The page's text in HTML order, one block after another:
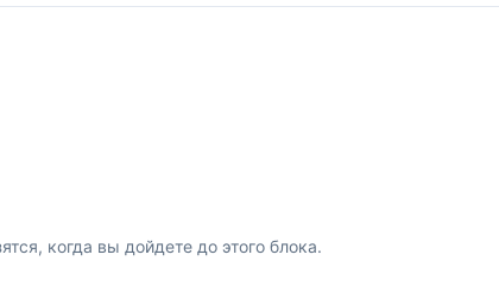
когда вы дойдете до этого блока.